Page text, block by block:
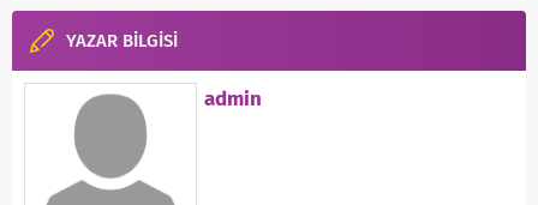
YAZAR BİLGİSİ
admin